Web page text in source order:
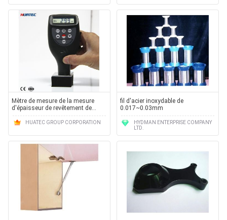
Mètre de mesure de la mesure
d'épaisseur de revêtement de
l'induction magnétique 1250um
TG8825paint
HUATEC GROUP CORPORATION
fil d'acier inoxydable de
0.017~0.03mm
HYDMAN ENTERPRISE COMPANY
LTD.